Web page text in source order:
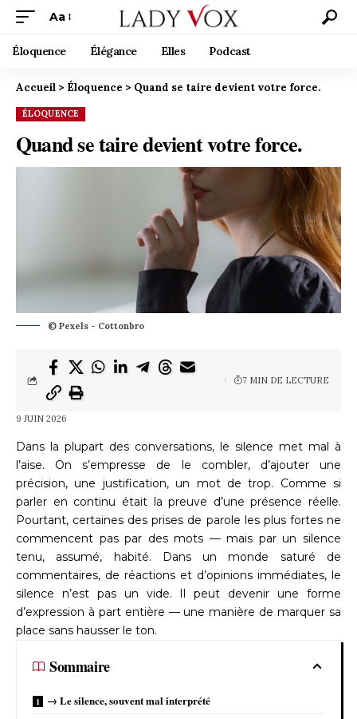
Aa
Éloquence Élégance Elles Podcast
Accueil > Éloquence > Quand se taire devient votre force.
ÉLOQUENCE
Quand se taire devient votre force.
© Pexels - Cottonbro
9 JUIN 2026
7 MIN DE LECTURE
Dans la plupart des conversations, le silence met mal à
l’aise. On s’empresse de le combler, d’ajouter une
précision, une justification, un mot de trop. Comme si
parler en continu était la preuve d’une présence réelle.
Pourtant, certaines des prises de parole les plus fortes ne
commencent pas par des mots — mais par un silence
tenu, assumé, habité. Dans un monde saturé de
commentaires, de réactions et d’opinions immédiates, le
silence n’est pas un vide. Il peut devenir une forme
d’expression à part entière — une manière de marquer sa
place sans hausser le ton.
Sommaire
→ Le silence, souvent mal interprété